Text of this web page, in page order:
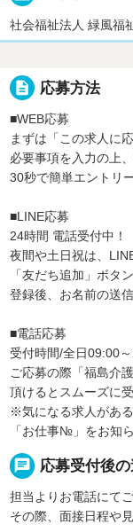
社会福祉法人 緑風福
description 応募方法
■WEB応募
まずは「この求人に
必要事項を入力の上
30秒で簡単エントリ
■LINE応募
24時間 電話受付中！
夜間や土日祝は、
「友だち追加」ボタ
登録後、お名前の送
■電話応募
受付時間/全日09:00
ご応募の際「福島介
頂けるとスムーズに
※気になる求人があ
「お仕事№」をお知
chat 応募受付後
担当よりお電話にて
その際、面接日程や